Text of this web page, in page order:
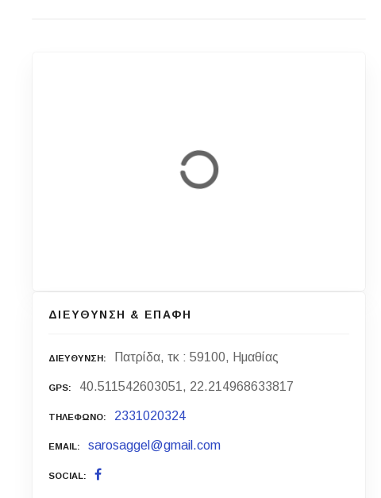
ΔΙΕΥΘΥΝΣΗ & ΕΠΑΦΗ
ΔΙΕΥΘΥΝΣΗ Πατρίδα, τκ : 59100, Ημαθίας
GPS 40.511542603051, 22.214968633817
ΤΗΛΕΦΩΝΟ 2331020324
EMAIL sarosaggel@gmail.com
SOCIAL